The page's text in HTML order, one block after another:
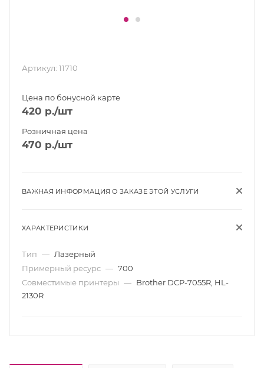
Артикул: 11710
Цена по бонусной карте
420 р./шт
Розничная цена
470 р./шт
ВАЖНАЯ ИНФОРМАЦИЯ О ЗАКАЗЕ ЭТОЙ УСЛУГИ
ХАРАКТЕРИСТИКИ
Тип — Лазерный
Примерный ресурс — 700
Совместимые принтеры — Brother DCP-7055R, HL-
2130R